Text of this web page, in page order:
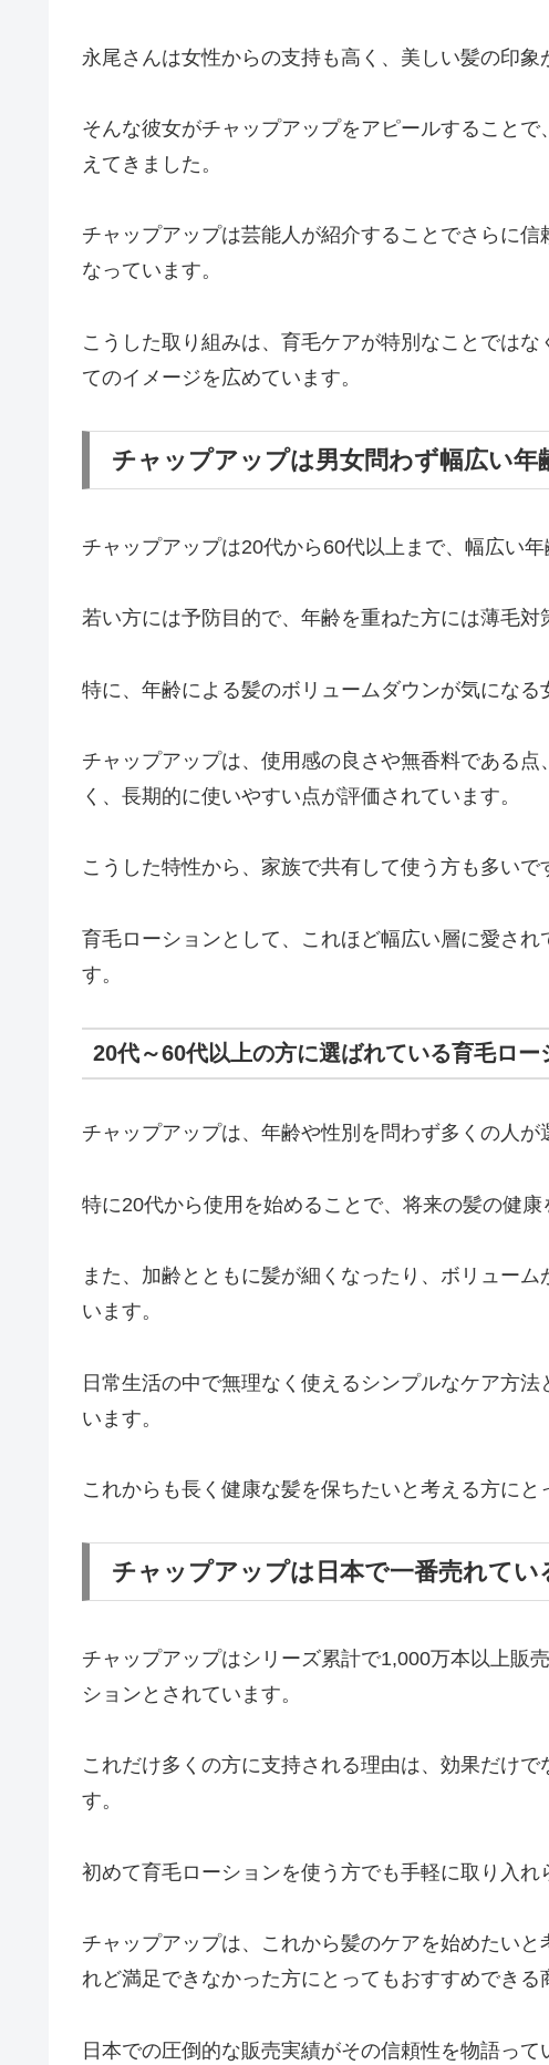
永尾さんは女性からの支持も高く、美しい髪の印象
そんな彼女がチャップアップをアピールすること
えてきました。
チャップアップは芸能人が紹介することでさらに
なっています。
こうした取り組みは、育毛ケアが特別なことでは
てのイメージを広めています。
チャップアップは男女問わず幅広い
チャップアップは20代から60代以上まで、幅広い年
若い方には予防目的で、年齢を重ねた方には薄毛対
特に、年齢による髪のボリュームダウンが気になる
チャップアップは、使用感の良さや無香料である
く、長期的に使いやすい点が評価されています。
こうした特性から、家族で共有して使う方も多いで
育毛ローションとして、これほど幅広い層に愛さ
す。
20代～60代以上の方に選ばれている育毛ロー
チャップアップは、年齢や性別を問わず多くの人が
特に20代から使用を始めることで、将来の髪の健康
また、加齢とともに髪が細くなったり、ボリュー
います。
日常生活の中で無理なく使えるシンプルなケア方
います。
これからも長く健康な髪を保ちたいと考える方にと
チャップアップは日本で一番売れて
チャップアップはシリーズ累計で1,000万本以上販
ションとされています。
これだけ多くの方に支持される理由は、効果だけ
す。
初めて育毛ローションを使う方でも手軽に取り入れ
チャップアップは、これから髪のケアを始めたい
れど満足できなかった方にとってもおすすめできる
日本での圧倒的な販売実績がその信頼性を物語って